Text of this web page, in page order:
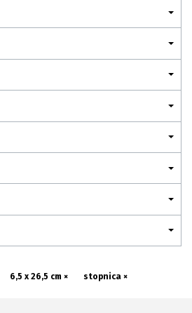
6,5 x 26,5 cm × stopnica ×
Pytania i odpowiedzi
Kariera
Kontakt
Komunikacja z akcjonariuszami